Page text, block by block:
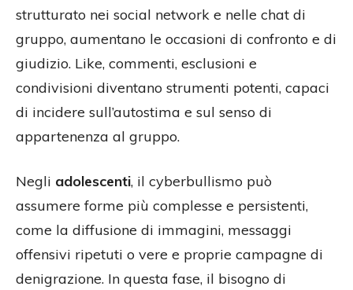
strutturato nei social network e nelle chat di
gruppo, aumentano le occasioni di confronto e di
giudizio. Like, commenti, esclusioni e
condivisioni diventano strumenti potenti, capaci
di incidere sull’autostima e sul senso di
appartenenza al gruppo.
Negli adolescenti, il cyberbullismo può
assumere forme più complesse e persistenti,
come la diffusione di immagini, messaggi
offensivi ripetuti o vere e proprie campagne di
denigrazione. In questa fase, il bisogno di